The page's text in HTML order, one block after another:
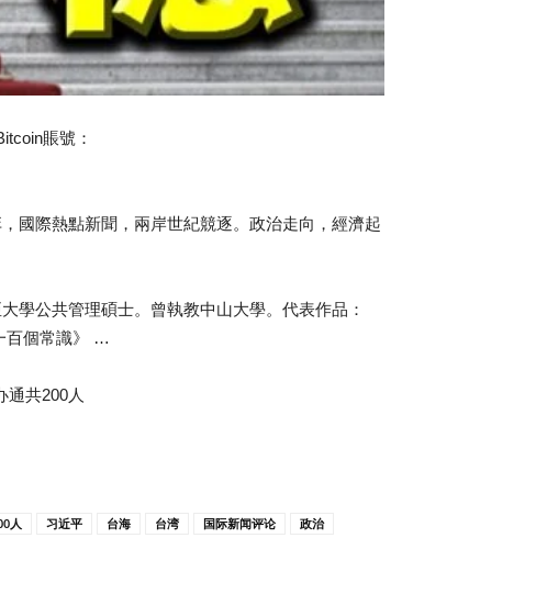
賬號：
國際熱點新聞，兩岸世紀競逐。政治走向，經濟起
學公共管理碩士。曾執教中山大學。代表作品：
百個常識》 …
通共200人
人 习近平 台海 台湾 国际新闻评论
政治